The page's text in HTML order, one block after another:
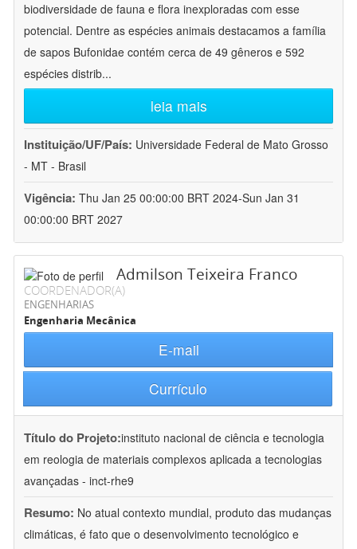
biodiversidade de fauna e flora inexploradas com esse
potencial. Dentre as espécies animais destacamos a família
de sapos Bufonidae contém cerca de 49 gêneros e 592
espécies distrib...
leia mais
Instituição/UF/País: Universidade Federal de Mato Grosso
- MT - Brasil
Vigência: Thu Jan 25 00:00:00 BRT 2024-Sun Jan 31
00:00:00 BRT 2027
Admilson Teixeira Franco
COORDENADOR(A)
ENGENHARIAS
Engenharia Mecânica
E-mail
Currículo
Título do Projeto:instituto nacional de ciência e tecnologia
em reologia de materiais complexos aplicada a tecnologias
avançadas - inct-rhe9
Resumo: No atual contexto mundial, produto das mudanças
climáticas, é fato que o desenvolvimento tecnológico e